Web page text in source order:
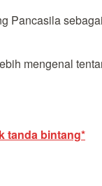
Pancasila
mengenal
tanda bintang*